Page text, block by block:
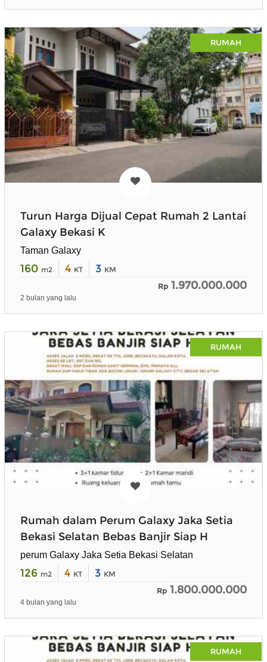
RUMAH
Turun Harga Dijual Cepat Rumah 2 Lantai
Galaxy Bekasi K
Taman Galaxy
160 m2 4 KT 3 KM
Rp 1.970.000.000
2 bulan yang lalu
RUMAH
Rumah dalam Perum Galaxy Jaka Setia
Bekasi Selatan Bebas Banjir Siap H
perum Galaxy Jaka Setia Bekasi Selatan
126 m2 4 KT 3 KM
Rp 1.800.000.000
4 bulan yang lalu
RUMAH